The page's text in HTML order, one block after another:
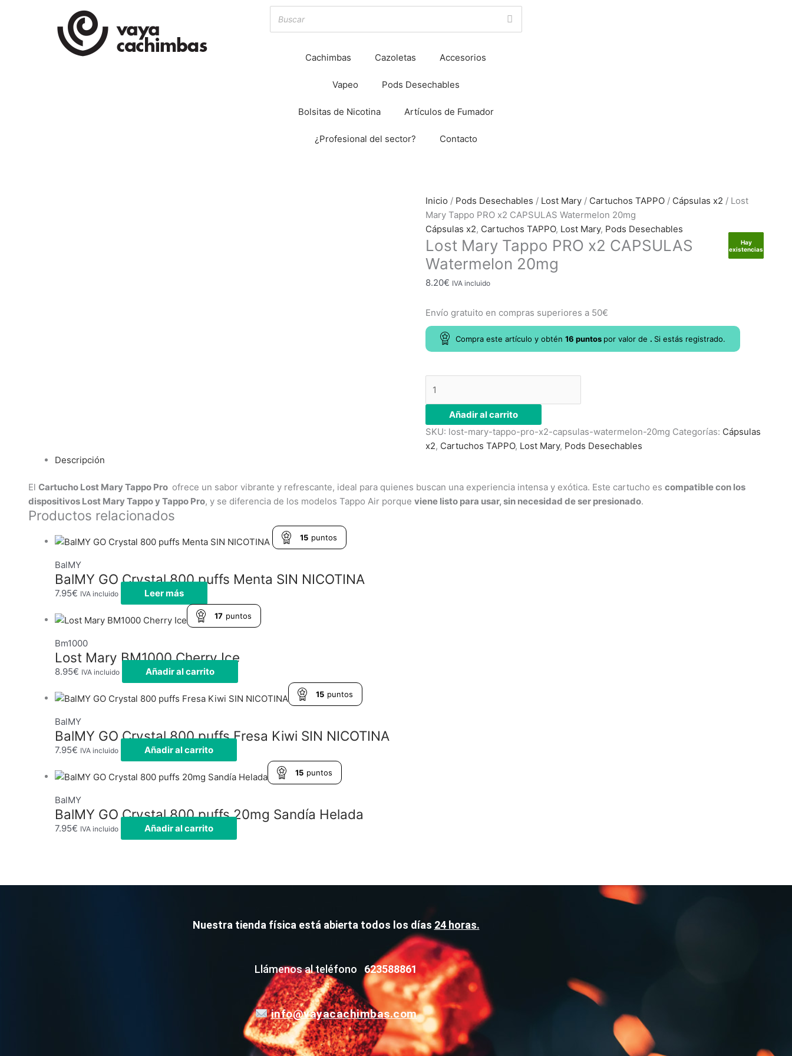
Cachimbas Cazoletas Accesorios
Vapeo Pods Desechables
Bolsitas de Nicotina Artículos de Fumador
¿Profesional del sector? Contacto
Inicio / Pods Desechables / Lost Mary/ Cartuchos TAPPO/ Cápsulas x2 / Lost
Mary Tappo PRO x2 CAPSULAS Watermelon 20mg
Cápsulas x2, Cartuchos TAPPO, Lost Mary, Pods Desechables
Lost Mary Tappo PRO x2 CAPSULAS
Watermelon 20mg
8.20€ IVA incluido
Envío gratuito en compras superiores a 50€
Compra este artículo y obtén 16 puntos porvalor de . Si estás registrado.
Lost
Mary
Tappo
PRO
x2
CAPSULAS
Watermelon
cantidad
Añadir al carrito
SKU: lost-mary-tappo-pro-x2-capsulas-watermelon-20mg Categorías: Cápsulas
x2, Cartuchos TAPPO, Lost Mary, Pods Desechables
Descripción
El Cartucho Lost Mary Tappo Pro ofrece un sabor vibrante y refrescante, ideal para quienes buscan una experiencia intensa y exótica. Este cartucho es compatible con los
dispositivos Lost Mary Tappo y Tappo Pro, y se diferencia de los modelos Tappo Air porque viene listo para usar, sin necesidad de ser presionado.
Productos relacionados
Sin
existencias
15 puntos
BalMY
BalMY GO Crystal 800 puffs Menta SIN NICOTINA
7.95€ IVA incluido Leer más
Hay
existencias
17 puntos
Bm1000
Lost Mary BM1000 Cherry Ice
8.95€ IVA incluido Añadir al carrito
Hay
existencias
15 puntos
BalMY
BalMY GO Crystal 800 puffs Fresa Kiwi SIN NICOTINA
7.95€ IVA incluido Añadir al carrito
Hay
existencias
15 puntos
BalMY
BalMY GO Crystal 800 puffs 20mg Sandía Helada
7.95€ IVA incluido Añadir al carrito
Nuestra tienda física está abierta todos los días 24 horas.
Llámenos al teléfono 623588861
info@vayacachimbas.com